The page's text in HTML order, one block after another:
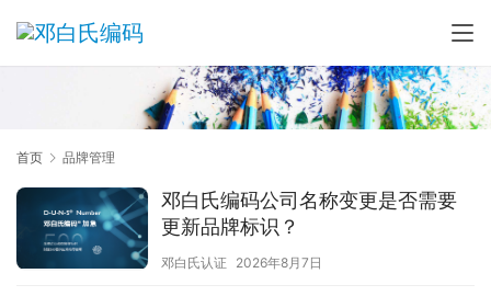
首页 品牌管理
邓白氏编码公司名称变更是否需要
更新品牌标识？
邓白氏认证 2026年8月7日